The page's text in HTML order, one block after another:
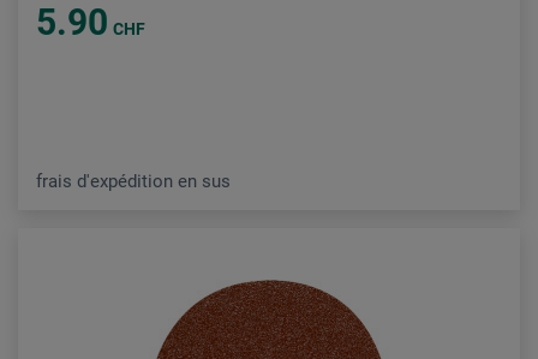
5.90 CHF
frais d'expédition en sus